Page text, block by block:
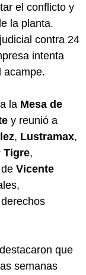
el conflicto y
la planta.
contra 24
intenta
acampe.
la Mesa de
y reunió a
, Lustramax,
Tigre,
Vicente
que
semanas